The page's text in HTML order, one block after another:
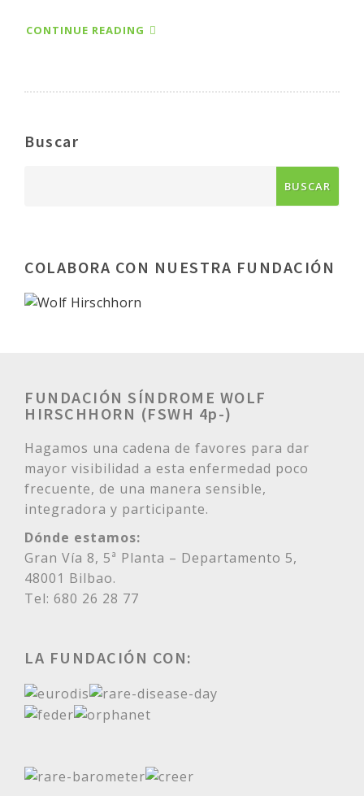
CONTINUE READING
Buscar
COLABORA CON NUESTRA FUNDACIÓN
FUNDACIÓN SÍNDROME WOLF
HIRSCHHORN (FSWH 4p-)
Hagamos una cadena de favores para dar
mayor visibilidad a esta enfermedad poco
frecuente, de una manera sensible,
integradora y participante.
Dónde estamos:
Gran Vía 8, 5ª Planta – Departamento 5,
48001 Bilbao.
Tel: 680 26 28 77
LA FUNDACIÓN CON: